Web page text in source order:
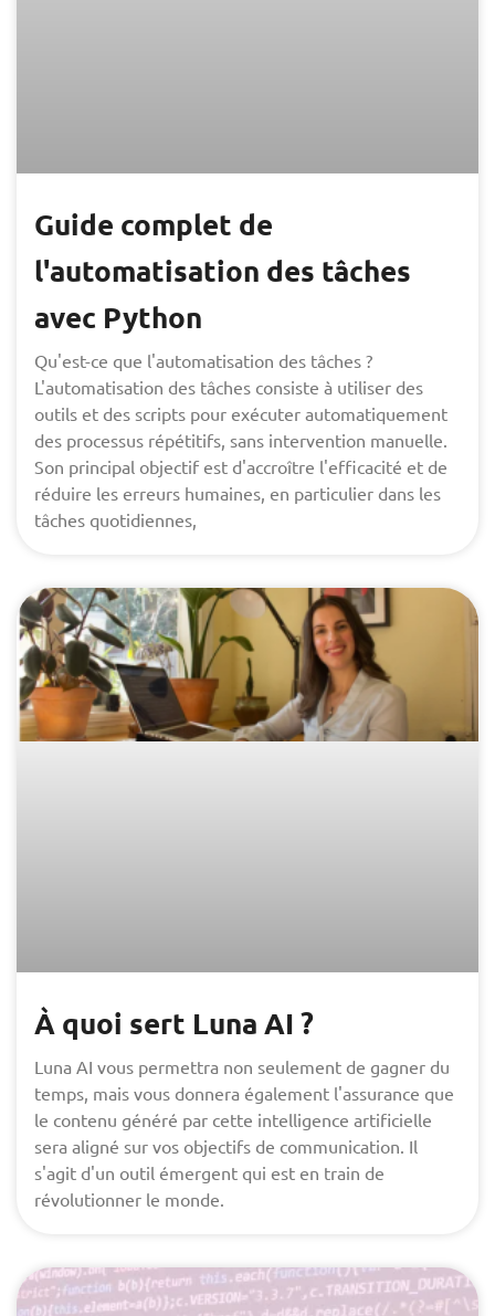
Guide complet de
l'automatisation des tâches
avec Python
Qu'est-ce que l'automatisation des tâches ?
L'automatisation des tâches consiste à utiliser des
outils et des scripts pour exécuter automatiquement
des processus répétitifs, sans intervention manuelle.
Son principal objectif est d'accroître l'efficacité et de
réduire les erreurs humaines, en particulier dans les
tâches quotidiennes,
À quoi sert Luna AI ?
Luna AI vous permettra non seulement de gagner du
temps, mais vous donnera également l'assurance que
le contenu généré par cette intelligence artificielle
sera aligné sur vos objectifs de communication. Il
s'agit d'un outil émergent qui est en train de
révolutionner le monde.